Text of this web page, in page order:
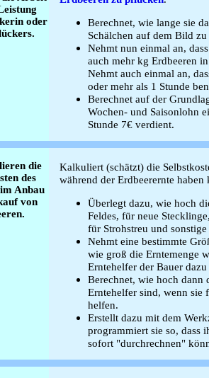
oder
Berechnet, wie lange sie
Schälchen auf dem Bild
Nehmt nun einmal an,
auch mehr kg Erdbeeren
Nehmt auch einmal an,
oder mehr als 1 Stunde
Berechnet auf der
Wochen- und Saisonlohn
Stunde 7€ verdient.
die
des
Anbau
von
Kalkuliert (schätzt) die
während der Erdbeerernte haben
Überlegt dazu, wie hoch
Feldes, für neue
für Strohstreu und
Nehmt eine bestimmte
wie groß die Erntemenge
Erntehelfer der Bauer
Berechnet, wie hoch dann
Erntehelfer sind, wenn sie
helfen.
Erstellt dazu mit dem
programmiert sie so, dass
sofort "durchrechnen"